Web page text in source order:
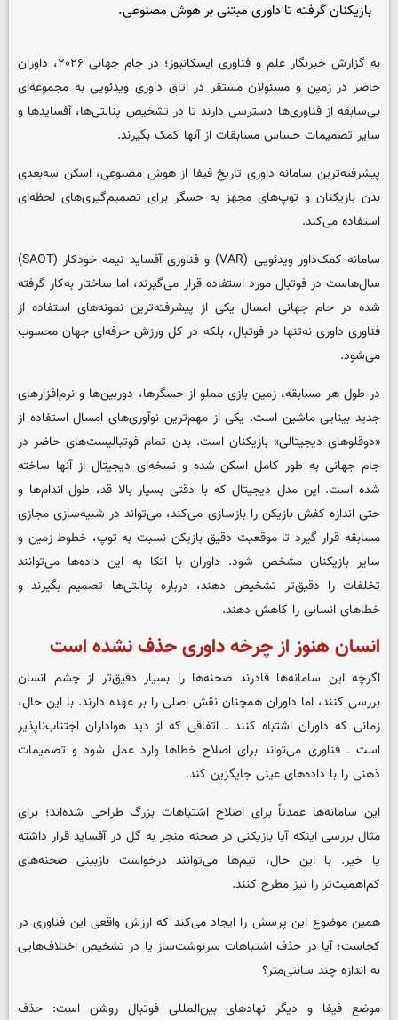
بازیکنان گرفته تا داوری مبتنی بر هوش مصنوعی.
به گزارش خبرنگار علم و فناوری ایسکانیوز؛ در جام جهانی ۲۰۲۶، داوران
حاضر در زمین و مسئولان مستقر در اتاق داوری ویدئویی به مجموعه‌ای
بی‌سابقه از فناوری‌ها دسترسی دارند تا در تشخیص پنالتی‌ها، آفسایدها و
سایر تصمیمات حساس مسابقات از آنها کمک بگیرند.
پیشرفته‌ترین سامانه داوری تاریخ فیفا از هوش مصنوعی، اسکن سه‌بعدی
بدن بازیکنان و توپ‌های مجهز به حسگر برای تصمیم‌گیری‌های لحظه‌ای
استفاده می‌کند.
سامانه کمک‌داور ویدئویی (VAR) و فناوری آفساید نیمه‌ خودکار(SAOT)
سال‌هاست در فوتبال مورد استفاده قرار می‌گیرند، اما ساختار به‌کار گرفته
‌شده در جام جهانی امسال یکی از پیشرفته‌ترین نمونه‌های استفاده از
فناوری داوری نه‌تنها در فوتبال، بلکه در کل ورزش حرفه‌ای جهان محسوب
می‌شود.
در طول هر مسابقه، زمین بازی مملو از حسگرها، دوربین‌ها و نرم‌افزارهای
جدید بینایی ماشین است. یکی از مهم‌ترین نوآوری‌های امسال استفاده از
«دوقلوهای دیجیتالی» بازیکنان است. بدن تمام فوتبالیست‌های حاضر در
جام جهانی به ‌طور کامل اسکن شده و نسخه‌ای دیجیتال از آنها ساخته
شده است. این مدل دیجیتال که با دقتی بسیار بالا قد، طول اندام‌ها و
حتی اندازه کفش بازیکن را بازسازی می‌کند، می‌تواند در شبیه‌سازی مجازی
مسابقه قرار گیرد تا موقعیت دقیق بازیکن نسبت به توپ، خطوط زمین و
سایر بازیکنان مشخص شود. داوران با اتکا به این داده‌ها می‌توانند
تخلفات را دقیق‌تر تشخیص دهند، درباره پنالتی‌ها تصمیم بگیرند و
خطاهای انسانی را کاهش دهند.
انسان هنوز از چرخه داوری حذف نشده است
اگرچه این سامانه‌ها قادرند صحنه‌ها را بسیار دقیق‌تر از چشم انسان
بررسی کنند، اما داوران همچنان نقش اصلی را بر عهده دارند. با این حال،
زمانی که داوران اشتباه کنند ــ اتفاقی که از دید هواداران اجتناب‌ناپذیر
است ــ فناوری می‌تواند برای اصلاح خطاها وارد عمل شود و تصمیمات
ذهنی را با داده‌های عینی جایگزین کند.
این سامانه‌ها عمدتاً برای اصلاح اشتباهات بزرگ طراحی شده‌اند؛ برای
مثال بررسی اینکه آیا بازیکنی در صحنه منجر به گل در آفساید قرار داشته
یا خیر. با این حال، تیم‌ها می‌توانند درخواست بازبینی صحنه‌های
کم‌اهمیت‌تر را نیز مطرح کنند.
همین موضوع این پرسش را ایجاد می‌کند که ارزش واقعی این فناوری در
کجاست؛ آیا در حذف اشتباهات سرنوشت‌ساز یا در تشخیص اختلاف‌هایی
به اندازه چند سانتی‌متر؟
موضع فیفا و دیگر نهادهای بین‌المللی فوتبال روشن است: حذف